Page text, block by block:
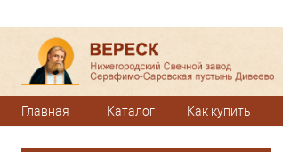
Главная Каталог Как купить